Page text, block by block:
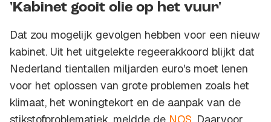
'Kabinet gooit olie op het vuur'
Dat zou mogelijk gevolgen hebben voor een nieuw
kabinet. Uit het uitgelekte regeerakkoord blijkt dat
Nederland tientallen miljarden euro's moet lenen
voor het oplossen van grote problemen zoals het
klimaat, het woningtekort en de aanpak van de